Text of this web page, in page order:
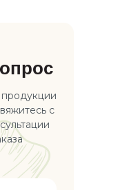
с